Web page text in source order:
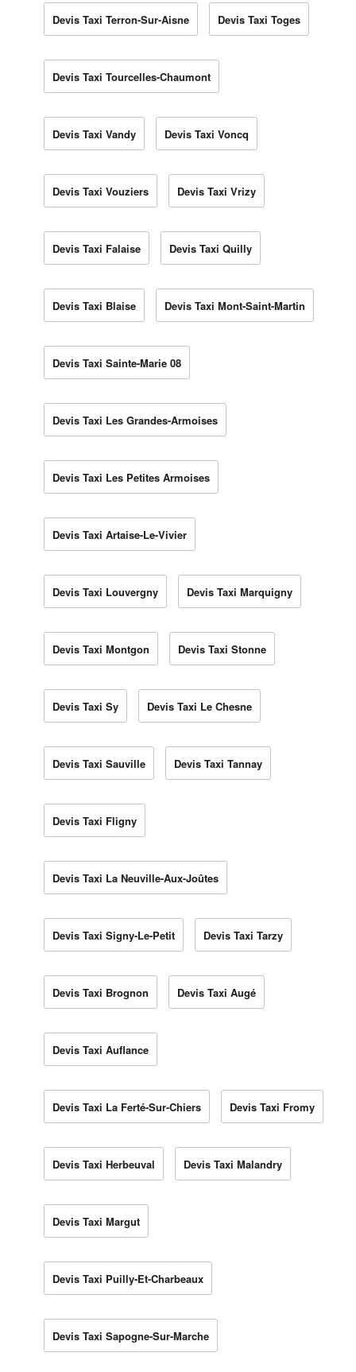
Devis Taxi Terron-Sur-Aisne Devis Taxi Toges
Devis Taxi Tourcelles-Chaumont
Devis Taxi Vandy Devis Taxi Voncq
Devis Taxi Vouziers Devis Taxi Vrizy
Devis Taxi Falaise Devis Taxi Quilly
Devis Taxi Blaise Devis Taxi Mont-Saint-Martin
Devis Taxi Sainte-Marie 08
Devis Taxi Les Grandes-Armoises
Devis Taxi Les Petites Armoises
Devis Taxi Artaise-Le-Vivier
Devis Taxi Louvergny Devis Taxi Marquigny
Devis Taxi Montgon Devis Taxi Stonne
Devis Taxi Sy Devis Taxi Le Chesne
Devis Taxi Sauville Devis Taxi Tannay
Devis Taxi Fligny
Devis Taxi La Neuville-Aux-Joûtes
Devis Taxi Signy-Le-Petit Devis Taxi Tarzy
Devis Taxi Brognon Devis Taxi Augé
Devis Taxi Auflance
Devis Taxi La Ferté-Sur-Chiers Devis Taxi Fromy
Devis Taxi Herbeuval Devis Taxi Malandry
Devis Taxi Margut
Devis Taxi Puilly-Et-Charbeaux
Devis Taxi Sapogne-Sur-Marche